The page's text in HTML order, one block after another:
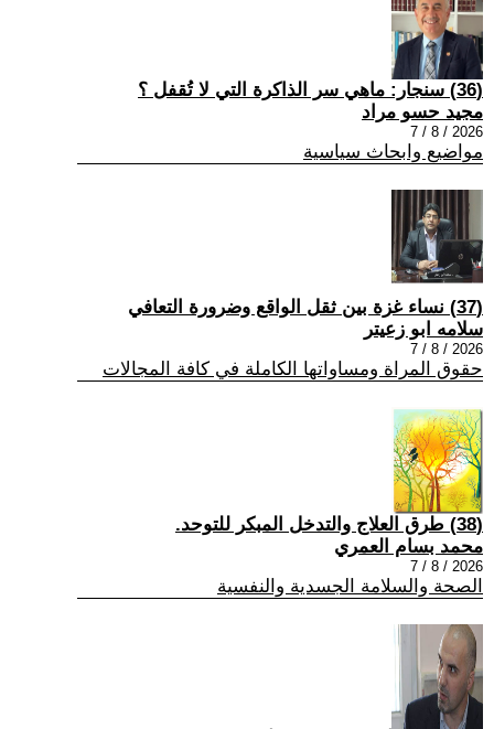
(36) سنجار: ماهي سر الذاكرة التي لا تُقفل ؟
مجيد حسو مراد
2026 / 8 / 7
مواضيع وابحاث سياسية
(37) نساء غزة بين ثقل الواقع وضرورة التعافي
سلامه ابو زعيتر
2026 / 8 / 7
حقوق المراة ومساواتها الكاملة في كافة المجالات
(38) طرق العلاج والتدخل المبكر للتوحد.
محمد بسام العمري
2026 / 8 / 7
الصحة والسلامة الجسدية والنفسية